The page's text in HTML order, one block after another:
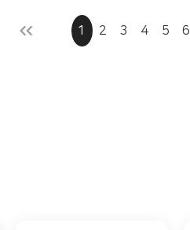
운영!
출전!
1 2 3 4 5 6